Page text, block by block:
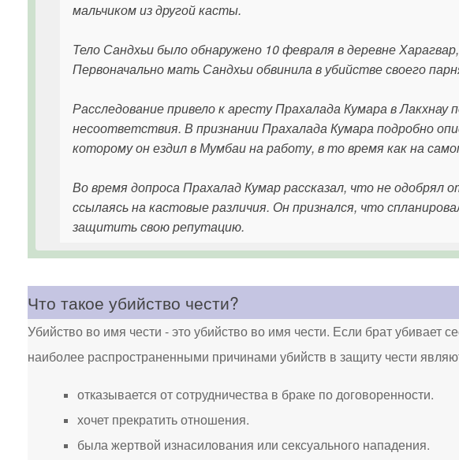
мальчиком из другой касты.
Тело Сандхьи было обнаружено 10 февраля в деревне
Первоначально мать Сандхьи обвинила в убийстве своего
Расследование привело к аресту Прахалада Кумара в
несоответствия. В признании Прахалада Кумара подробно
которому он ездил в Мумбаи на работу, в то время как на
Во время допроса Прахалад Кумар рассказал, что не одобрял
ссылаясь на кастовые различия. Он признался, что
защитить свою репутацию.
Что такое убийство чести?
Убийство во имя чести - это убийство во имя чести. Если брат убивает
наиболее распространенными причинами убийств в защиту чести
отказывается от сотрудничества в браке по договоренности.
хочет прекратить отношения.
была жертвой изнасилования или сексуального нападения.